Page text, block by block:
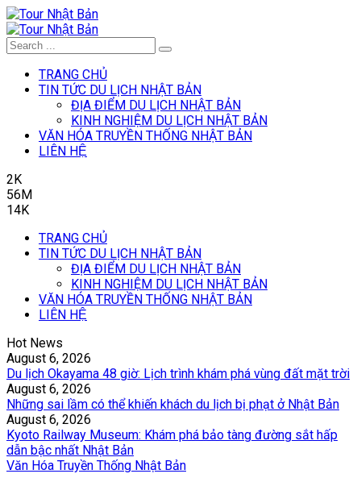
TRANG CHỦ
TIN TỨC DU LỊCH NHẬT BẢN
ĐỊA ĐIỂM DU LỊCH NHẬT BẢN
KINH NGHIỆM DU LỊCH NHẬT BẢN
VĂN HÓA TRUYỀN THỐNG NHẬT BẢN
LIÊN HỆ
2K
56M
14K
TRANG CHỦ
TIN TỨC DU LỊCH NHẬT BẢN
ĐỊA ĐIỂM DU LỊCH NHẬT BẢN
KINH NGHIỆM DU LỊCH NHẬT BẢN
VĂN HÓA TRUYỀN THỐNG NHẬT BẢN
LIÊN HỆ
Hot News
August 6, 2026
Du lịch Okayama 48 giờ: Lịch trình khám phá vùng đất mặt trời
August 6, 2026
Những sai lầm có thể khiến khách du lịch bị phạt ở Nhật Bản
August 6, 2026
Kyoto Railway Museum: Khám phá bảo tàng đường sắt hấp
dẫn bậc nhất Nhật Bản
Văn Hóa Truyền Thống Nhật Bản